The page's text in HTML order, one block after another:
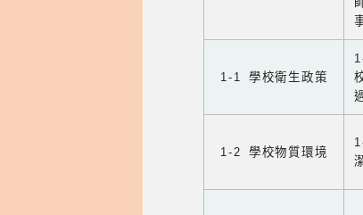
1-1 學校衛生政策
1-2 學校物質環境